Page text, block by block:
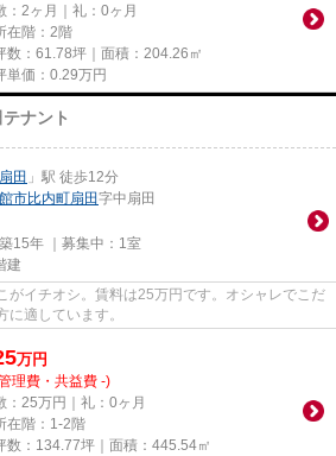
：2ヶ月｜礼：0ヶ月
在階：2階
数：61.78坪｜面積：204.26㎡
単価： 0.29万円
ナント
扇田 」駅 徒歩12分
市比内町扇田字中扇田
15年 ｜募集中： 1室
建
がイチオシ。賃料は25万円です。オシャレでこだ
適しています。
万円
理費・共益費 -)
：25万円｜礼：0ヶ月
在階：1-2階
数：134.77坪｜面積：445.54㎡